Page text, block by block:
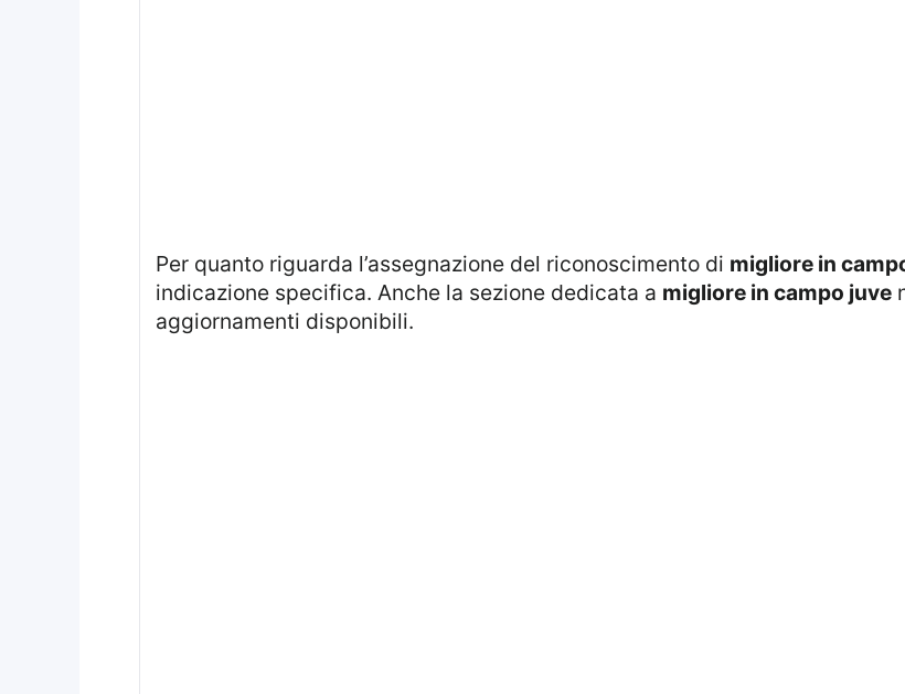
Per quanto riguarda l’assegnazione del riconoscimento di migliore in
indicazione specifica. Anche la sezione dedicata a migliore in campo juve
aggiornamenti disponibili.